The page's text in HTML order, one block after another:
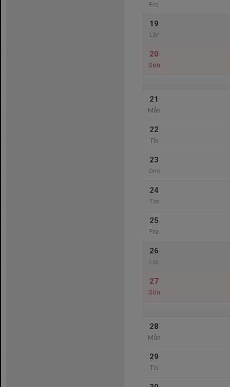
Fre
19
Lör
20
Sön
21
Mån
22
Tis
23
Ons
24
Tor
25
Fre
26
Lör
27
Sön
28
Mån
29
Tis